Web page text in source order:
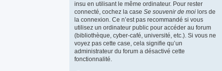
insu en utilisant le même ordinateur. Pour rester
connecté, cochez la case Se souvenir de moi lors de
la connexion. Ce n’est pas recommandé si vous
utilisez un ordinateur public pour accéder au forum
(bibliothèque, cyber-café, université, etc.). Si vous ne
voyez pas cette case, cela signifie qu’un
administrateur du forum a désactivé cette
fonctionnalité.